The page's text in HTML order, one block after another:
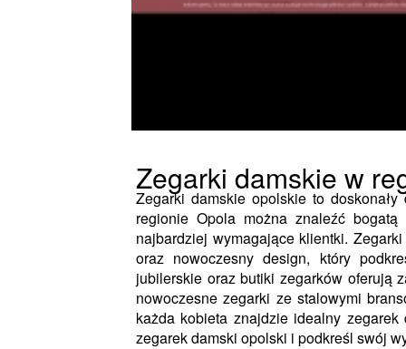
Zegarki damskie w
Zegarki damskie opolskie to
regionie Opola można znaleźć
najbardziej wymagające klientki.
oraz nowoczesny design, który
jubilerskie oraz butiki zegarków oferują
nowoczesne zegarki ze stalowymi
każda kobieta znajdzie idealny
zegarek damski opolski i podkreśl swój